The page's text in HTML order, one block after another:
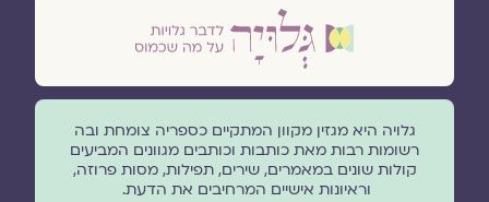
גלויה היא מגזין מקוון המתקיים כספריה צומחת ובה
רשומות רבות מאת כותבות וכותבים מגוונים המביעים
קולות שונים במאמרים, שירים, תפילות, מסות פרוזה,
וראיונות אישיים המרחיבים את הדעת.